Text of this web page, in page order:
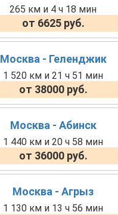
265 км и 4 ч 18 мин
от 6625 руб.
Москва - Геленджик
1 520 км и 21 ч 51 мин
от 38000 руб.
Москва - Абинск
1 440 км и 20 ч 58 мин
от 36000 руб.
Москва - Агрыз
1 130 км и 13 ч 56 мин